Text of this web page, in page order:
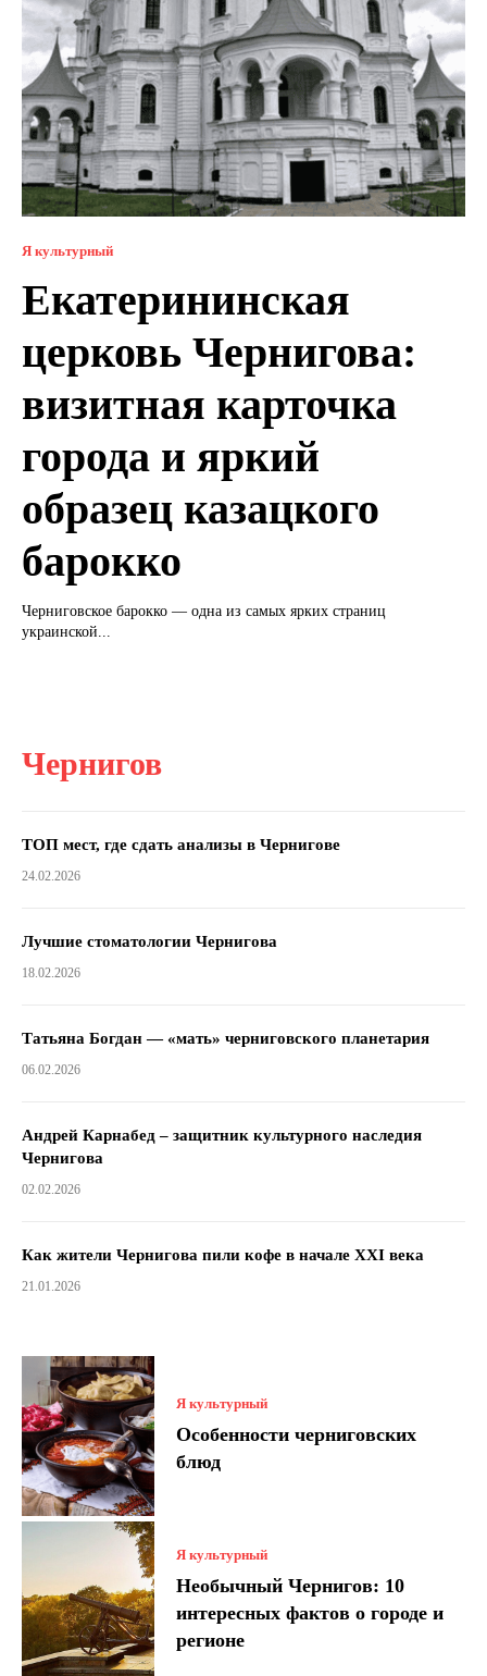
Я культурный
Екатерининская
церковь Чернигова:
визитная карточка
города и яркий
образец казацкого
барокко
Черниговское барокко — одна из самых ярких страниц
украинской...
Чернигов
ТОП мест, где сдать анализы в Чернигове
24.02.2026
Лучшие стоматологии Чернигова
18.02.2026
Татьяна Богдан — «мать» черниговского планетария
06.02.2026
Андрей Карнабед – защитник культурного наследия
Чернигова
02.02.2026
Как жители Чернигова пили кофе в начале XXI века
21.01.2026
Я культурный
Особенности черниговских
блюд
Я культурный
Необычный Чернигов: 10
интересных фактов о городе и
регионе